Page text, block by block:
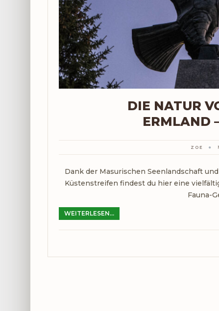
DIE NATUR
ERMLAND
ZOE
Dank der Masurischen Seenlandschaft
Küstenstreifen findest du hier eine
Fauna-
WEITERLESEN...